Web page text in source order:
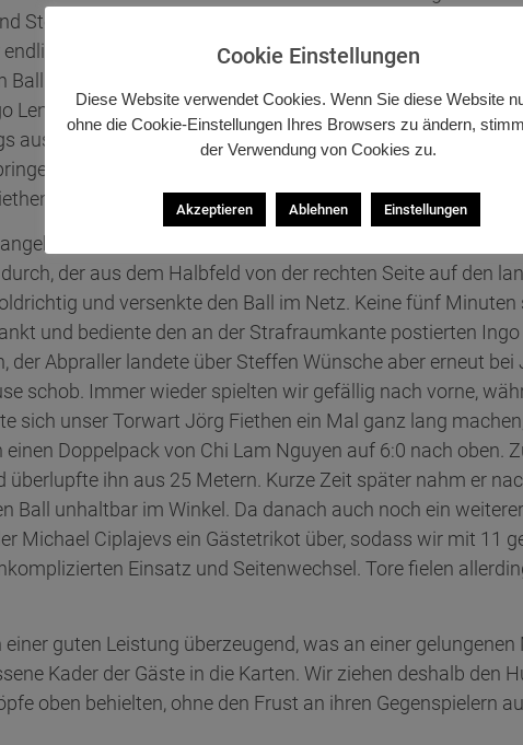
Steffen Wünsche köpfte eine Flanke von Ingo Lennertz
die lang ersehnte Führung erzielten. Markus Ernst
Ball unhaltbar im unteren Torwinkel versenkte. Kurz vor
Lennertz mit einem Steilpass auf die Reise. Der Dülkener
aus einem Meter vor die Brust. So kullerte der Ball
Weitere Tormöglichkeiten spielten wir nicht
nur ein einziges Mal auszeichnen musste. So ging es
Mannschaft, was sich zum Glück auch sehr
der aus dem Halbfeld von der rechten Seite auf den
und versenkte den Ball im Netz. Keine fünf
und bediente den an der Strafraumkante postierten
Abpraller landete über Steffen Wünsche aber erneut bei
schob. Immer wieder spielten wir gefällig nach vorne,
sich unser Torwart Jörg Fiethen ein Mal ganz lang
Doppelpack von Chi Lam Nguyen auf 6:0 nach oben.
ihn aus 25 Metern. Kurze Zeit später nahm er
Ball unhaltbar im Winkel. Da danach auch noch ein
Michael Ciplajevs ein Gästetrikot über, sodass wir mit 11
Einsatz und Seitenwechsel. Tore fielen
guten Leistung überzeugend, was an einer
Kader der Gäste in die Karten. Wir ziehen deshalb den
oben behielten, ohne den Frust an ihren Gegenspielern
Cookie Einstellungen
Diese Website verwendet Cookies. Wenn Sie diese Website
ohne die Cookie-Einstellungen Ihres Browsers zu ändern,
der Verwendung von Cookies zu.
Akzeptieren Ablehnen Einstellungen